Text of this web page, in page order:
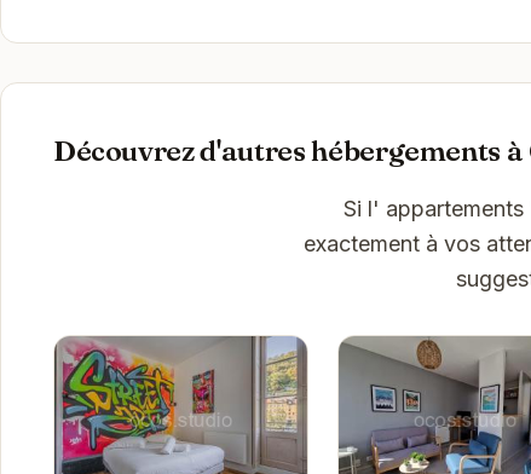
Découvrez d'autres hébergements à
Si l'
exactement à vos